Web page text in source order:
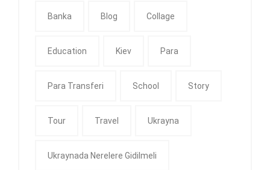
Banka Blog Collage
Education Kiev Para
Para Transferi School Story
Tour Travel Ukrayna
Ukraynada Nerelere Gidilmeli